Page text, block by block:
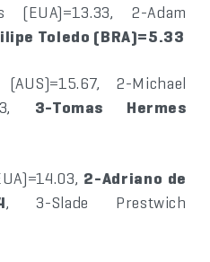
(EUA)=13.33, 2-Adam
Toledo (BRA)=5.33
2-Michael
3-Tomas Hermes
2-Adriano de
, 3-Slade Prestwich